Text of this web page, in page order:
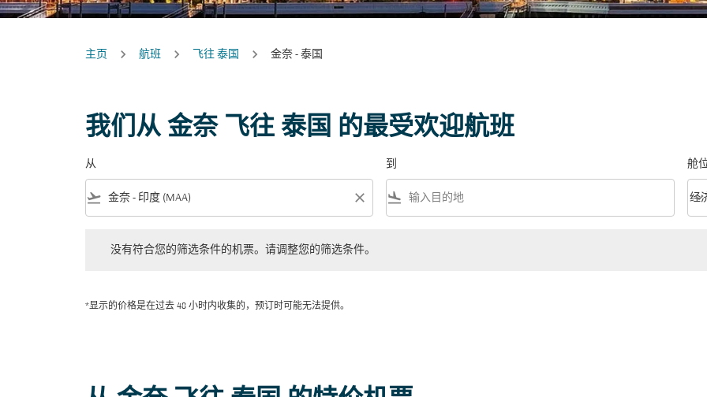
主页 航班 飞往 泰国 金奈 - 泰国
我们从 金奈 飞往 泰国 的最受欢迎航班
从
flight_takeoff close
到
flight_land
舱
舱
经
keyboard_arrow_down
没有符合您的筛选条件的机票。请调整您的筛选条件。
*显示的价格是在过去 48 小时内收集的，预订时可能无法提供。